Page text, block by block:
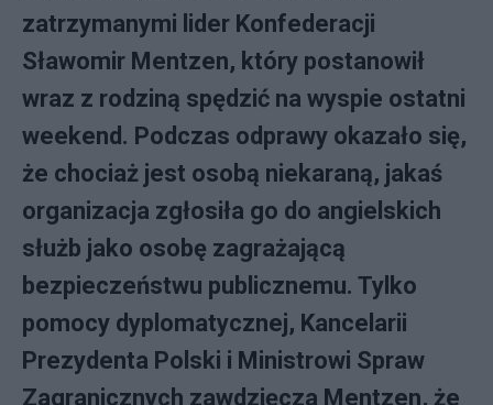
zatrzymanymi lider Konfederacji
Sławomir Mentzen, który postanowił
wraz z rodziną spędzić na wyspie ostatni
weekend. Podczas odprawy okazało się,
że chociaż jest osobą niekaraną, jakaś
organizacja zgłosiła go do angielskich
służb jako osobę zagrażającą
bezpieczeństwu publicznemu. Tylko
pomocy dyplomatycznej, Kancelarii
Prezydenta Polski i Ministrowi Spraw
Zagranicznych zawdzięcza Mentzen, że